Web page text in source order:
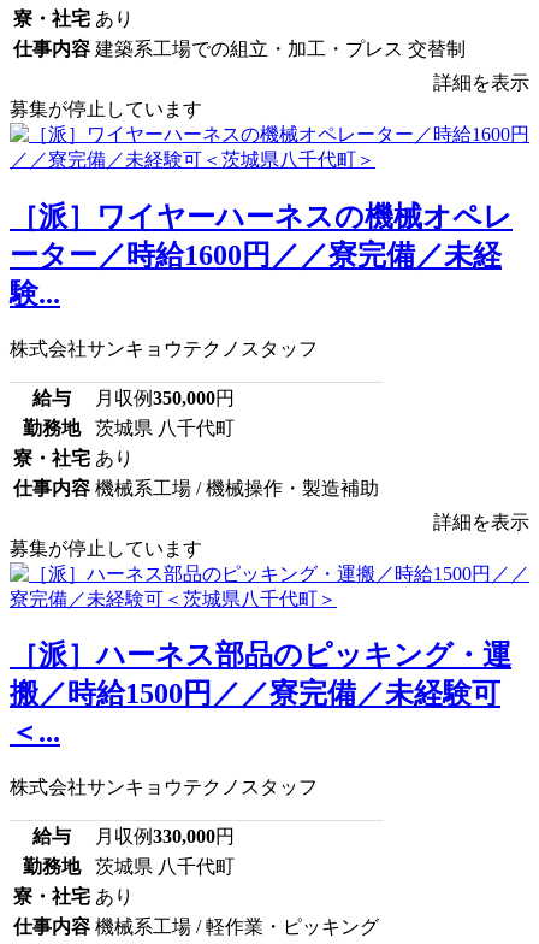
寮・社宅 あり
仕事内容 建築系工場での組立・加工・プレス 交替制
詳細を表示
募集が停止しています
［派］ワイヤーハーネスの機械オペレ
ーター／時給1600円／／寮完備／未経
験...
株式会社サンキョウテクノスタッフ
給与 月収例350,000円
勤務地
茨城県 八千代町
寮・社宅 あり
仕事内容 機械系工場 / 機械操作・製造補助
詳細を表示
募集が停止しています
［派］ハーネス部品のピッキング・運
搬／時給1500円／／寮完備／未経験可
＜...
株式会社サンキョウテクノスタッフ
給与 月収例330,000円
勤務地
茨城県 八千代町
寮・社宅 あり
仕事内容 機械系工場 / 軽作業・ピッキング